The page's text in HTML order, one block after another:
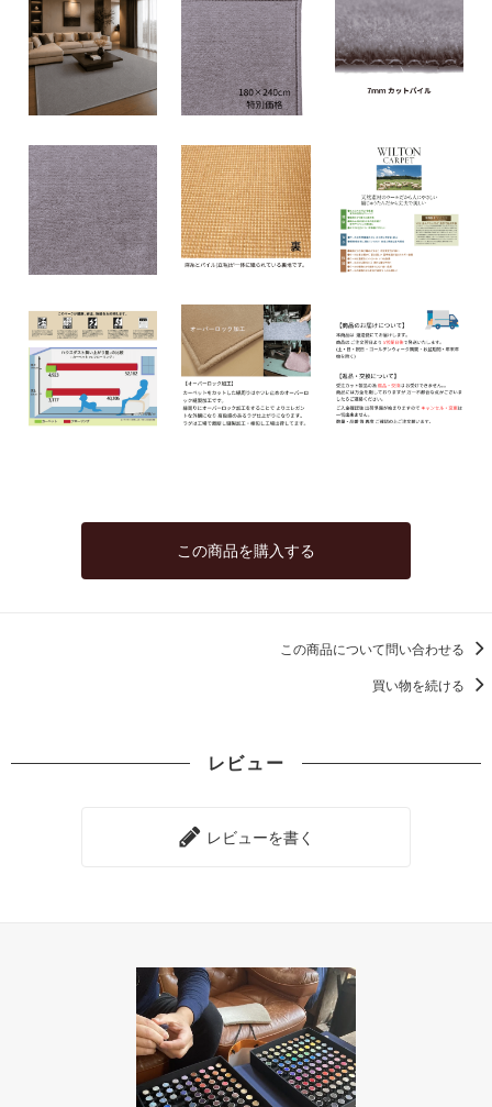
この商品を購入する
この商品について問い合わせる
買い物を続ける
レビュー
レビューを書く